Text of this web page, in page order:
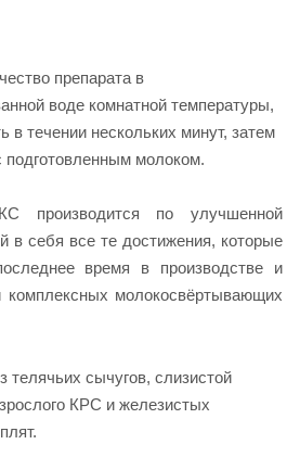
препарата в
воде комнатной температуры,
в течении нескольких минут, затем
молоком.
производится по улучшенной
в себя все те достижения, которые
время в производстве и
молокосвёртывающих
телячьих сычугов, слизистой
КРС и железистых